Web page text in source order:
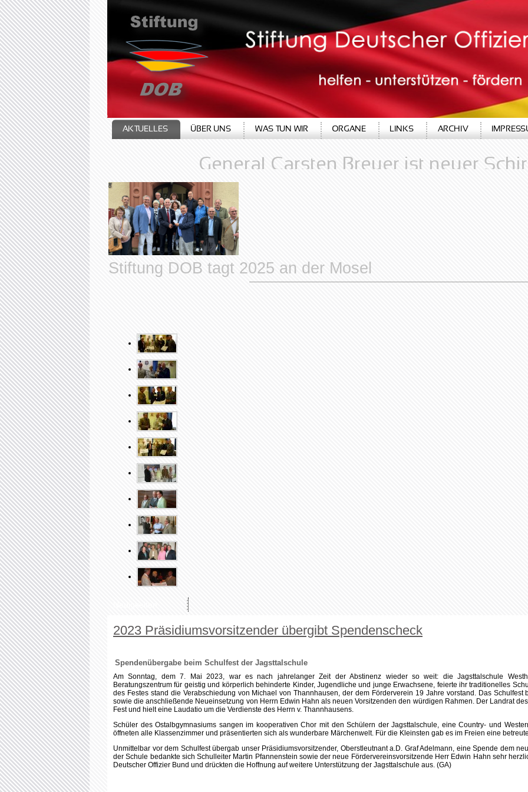
AKTUELLES ÜBER UNS WAS TUN WIR ORGANE LINKS ARCHIV
Stiftung DOB tagt 2025 an derMosel
Neuigkeiten
2023 Präsidiumsvorsitzender übergibt Spendenscheck
Spendenübergabe beim Schulfest der Jagsttalschule
Am Sonntag, dem 7. Mai 2023, war es nach jahrelanger Zeit der Abstinenz wieder so weit: die Jagsttalschule
Beratungszentrum für geistig und körperlich behinderte Kinder, Jugendliche und junge Erwachsene, feierte ihr traditionelles
des Festes stand die Verabschiedung von Michael von Thannhausen, der dem Förderverein 19 Jahre vorstand. Das Schulfest
sowie die anschließende Neueinsetzung von Herrn Edwin Hahn als neuen Vorsitzenden den würdigen Rahmen. Der Landrat
Fest und hielt eine Laudatio um die Verdienste des Herrn v. Thannhausens.
Schüler des Ostalbgymnasiums sangen im kooperativen Chor mit den Schülern der Jagsttalschule, eine Country- und
öffneten alle Klassenzimmer und präsentierten sich als wunderbare Märchenwelt. Für die Kleinsten gab es im Freien eine betreute
Unmittelbar vor dem Schulfest übergab unser Präsidiumsvorsitzender, Oberstleutnant a.D. Graf Adelmann, eine Spende dem
der Schule bedankte sich Schulleiter Martin Pfannenstein sowie der neue Fördervereinsvorsitzende Herr Edwin Hahn sehr
Deutscher Offizier Bund und drückten die Hoffnung auf weitere Unterstützung der Jagsttalschule aus. (GA)
v. l. n. r.: der neue Förderverein-Vorsitzende Edwin Hahn, Schulleiter Martin Pfannenstein sowie Graf Adelmann. Foto Hahn.